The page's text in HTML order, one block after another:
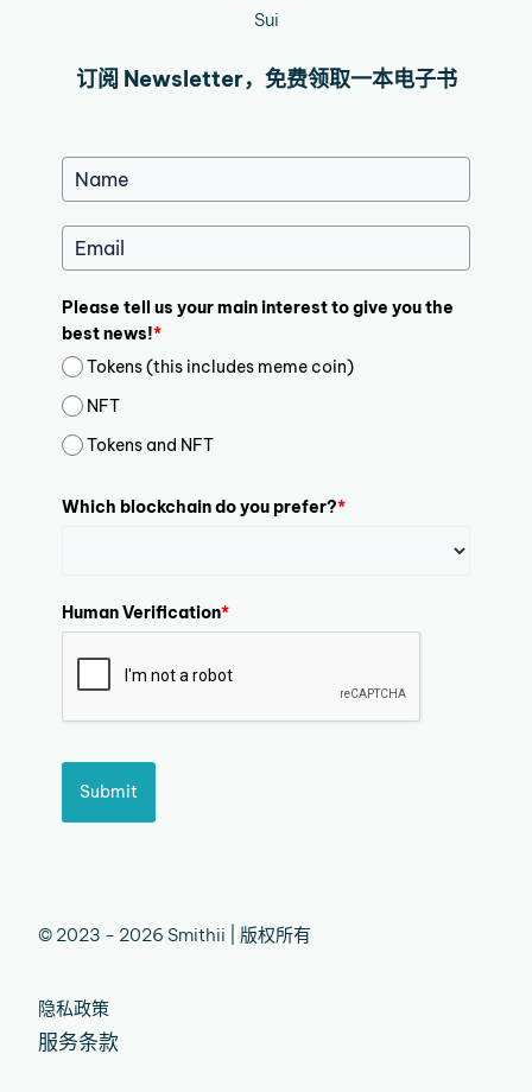
Sui
订阅 Newsletter，免费领取一本电子书
Please tell us your main interest to give you the
best news!*
Tokens (this includes meme coin)
NFT
Tokens and NFT
Which blockchain do you prefer?*
Human Verification*
Submit
© 2023 - 2026 Smithii | 版权所有
隐私政策
服务条款